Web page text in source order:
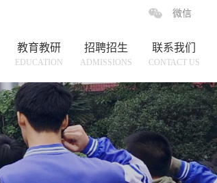
微信
教育教研
EDUCATION
招聘招生
ADMISSIONS
联系我们
CONTACT US